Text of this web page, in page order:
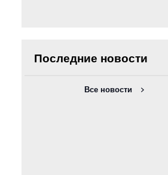
Последние новости
Все новости